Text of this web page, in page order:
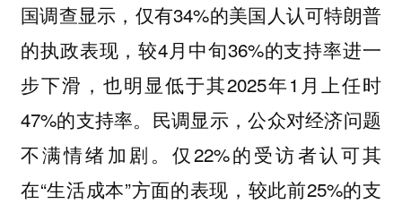
国调查显示，仅有34%的美国人认可特朗普
的执政表现，较4月中旬36%的支持率进一
步下滑，也明显低于其2025年1月上任时
47%的支持率。民调显示，公众对经济问题
不满情绪加剧。仅22%的受访者认可其
在“生活成本”方面的表现，较此前25%的支